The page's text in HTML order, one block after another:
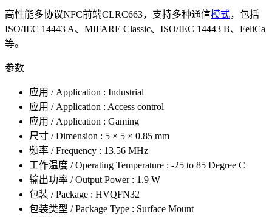
高性能多协议NFC前端CLRC663，支持多种通信模式，包括
ISO/IEC 14443 A、MIFARE Classic、ISO/IEC 14443 B、FeliCa
等。
参数
应用 / Application : Industrial
应用 / Application : Access control
应用 / Application : Gaming
尺寸 / Dimension : 5 × 5 × 0.85 mm
频率 / Frequency : 13.56 MHz
工作温度 / Operating Temperature : -25 to 85 Degree C
输出功率 / Output Power : 1.9 W
包装 / Package : HVQFN32
包装类型 / Package Type : Surface Mount